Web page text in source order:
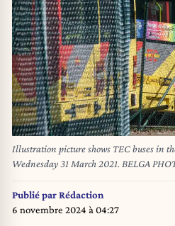
Illustration picture shows TEC buses in
Wednesday 31 March 2021. BELGA
Publié parRédaction
6 novembre 2024 à 04:27